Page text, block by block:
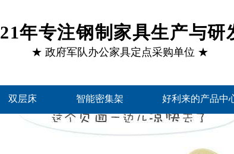
21年专注钢制家具生产与研
★ 政府军队办公家具定点采购单位 ★
双层床 智能密集架 好利来的产品中